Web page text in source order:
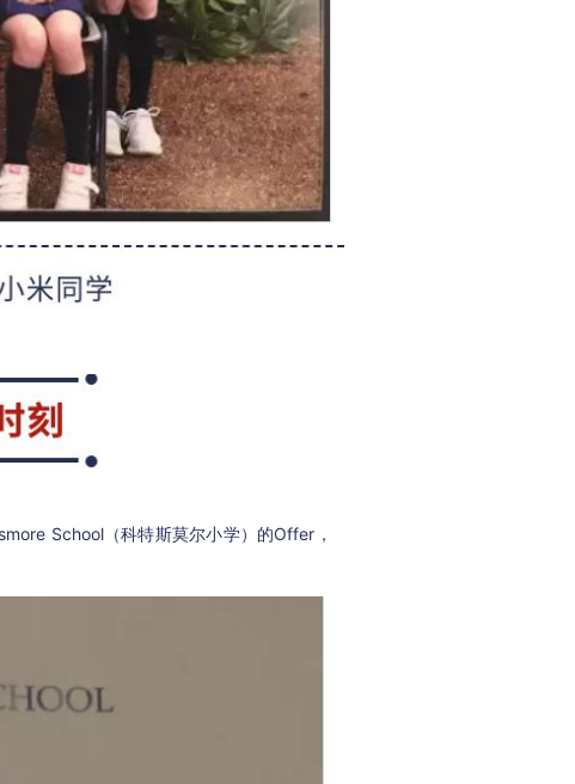
School（科特斯莫尔小学）的Offer，